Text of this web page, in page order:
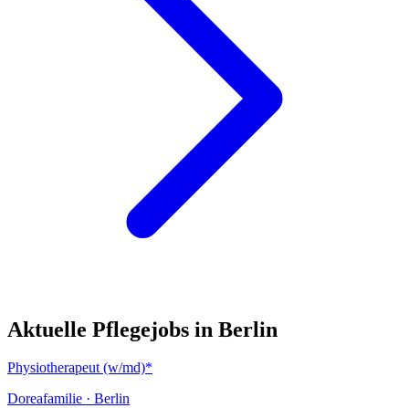
Aktuelle Pflegejobs in Berlin
Physiotherapeut (w/md)*
Doreafamilie · Berlin